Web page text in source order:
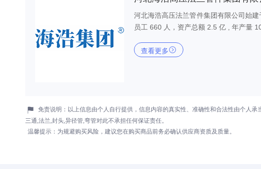
河北海浩高压法兰管件集团有限公司始
员工 660 人，资产总额 2.5 亿 , 年产量
查看更多

免责说明：以上信息由个人自行提供，信息内容的真实性、准确性和合法性由个人
三通,法兰,封头,异径管,弯管对此不承担任何保证责任。
温馨提示：为规避购买风险，建议您在购买商品前务必确认供应商资质及质量。